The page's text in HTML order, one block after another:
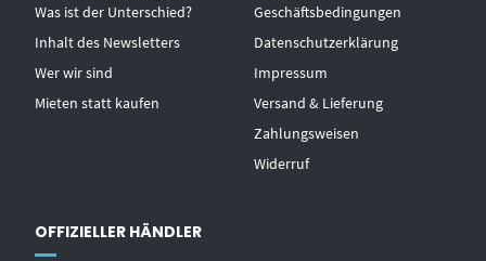
Was ist der Unterschied?
Inhalt des Newsletters
Wer wir sind
Mieten statt kaufen
Geschäftsbedingungen
Datenschutzerklärung
Impressum
Versand & Lieferung
Zahlungsweisen
Widerruf
OFFIZIELLER HÄNDLER